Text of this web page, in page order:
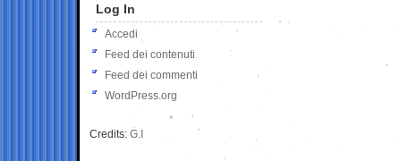
Log In
Accedi
Feed dei contenuti
Feed dei commenti
WordPress.org
Credits: G.I